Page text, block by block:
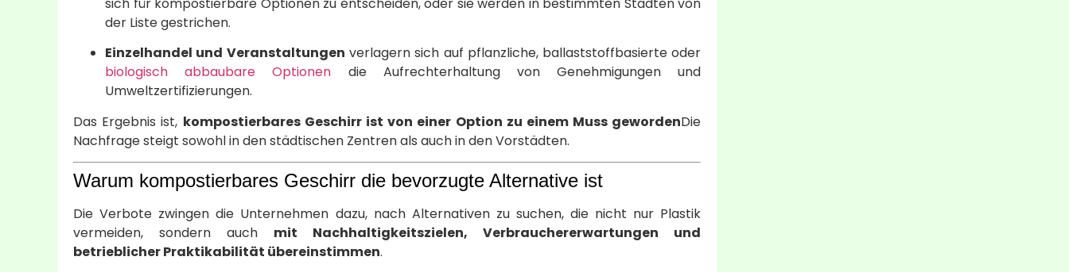
der Liste gestrichen.
Einzelhandel und Veranstaltungen verlagern sich auf pflanzliche, ballaststoffbasierte oder
biologisch abbaubare Optionen die Aufrechterhaltung von Genehmigungen und
Umweltzertifizierungen.
Das Ergebnis ist, kompostierbares Geschirr ist von einer Option zu einem Muss gewordenDie
Nachfrage steigt sowohl in den städtischen Zentren als auch in den Vorstädten.
Warum kompostierbares Geschirr die bevorzugte Alternative ist
Die Verbote zwingen die Unternehmen dazu, nach Alternativen zu suchen, die nicht nur Plastik
vermeiden, sondern auch mit Nachhaltigkeitszielen, Verbrauchererwartungen und
betrieblicher Praktikabilität übereinstimmen.